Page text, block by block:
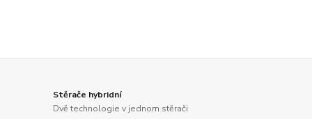
Stěrače hybridní
Dvě technologie v jednom stěrači